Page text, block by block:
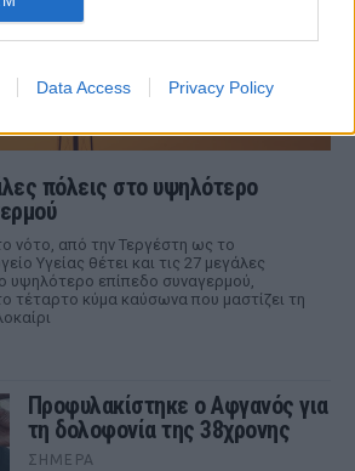
Data Access Privacy Policy
πόλεις στο υψηλότερο
νότο, από την Τεργέστη ως το
Υγείας θέτει και τις 27 μεγάλες
υψηλότερο επίπεδο συναγερμού,
τέταρτο κύμα καύσωνα που μαστίζει τη
Προφυλακίστηκε ο Αφγανός για
τη δολοφονία της 38χρονης
ΣΉΜΕΡΑ